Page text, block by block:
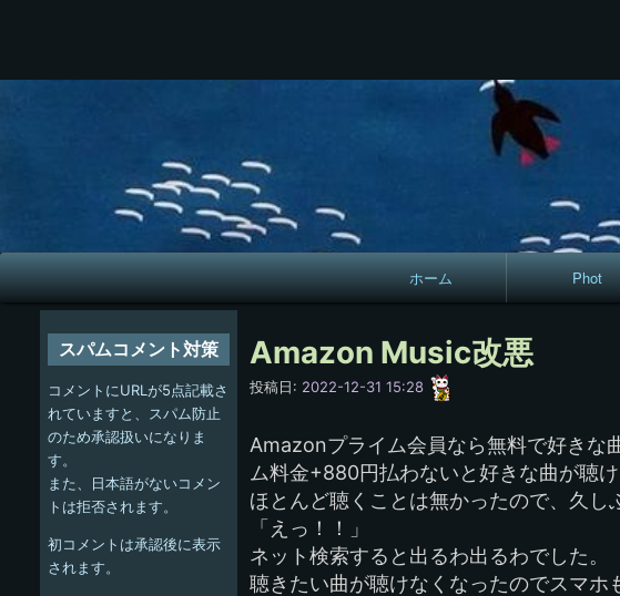
メ
イ
ホーム Phot
手拭いの
Amazon Music改悪
投稿日: 2022-12-31 15:28
Amazonプライム会員なら無料で好きな
ム料金+880円払わないと好きな曲が聴け
ほとんど聴くことは無かったので、久し
「えっ！！」
ネット検索すると出るわ出るわでした。
聴きたい曲が聴けなくなったのでスマホ
スパムコメント対策
コメントにURLが5点記載さ
れていますと、スパム防止
のため承認扱いになりま
す。
また、日本語がないコメン
トは拒否されます。
初コメントは承認後に表示
されます。